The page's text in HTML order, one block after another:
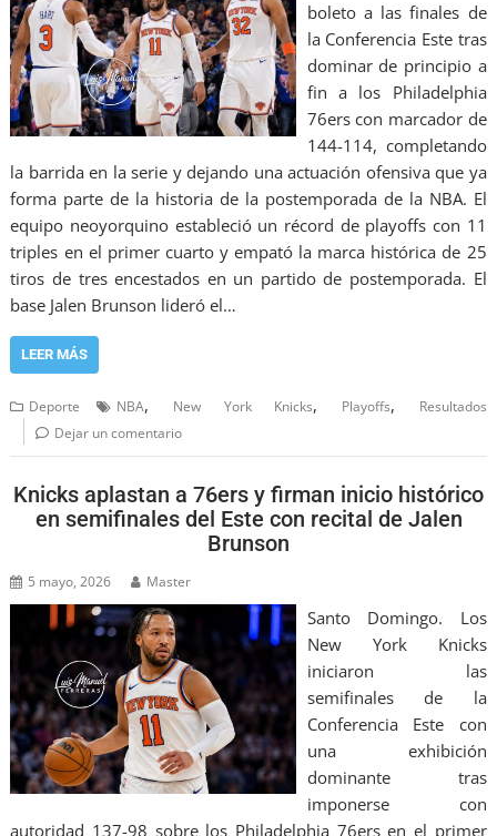
boleto a las finales de
la Conferencia Este tras
dominar de principio a
fin a los Philadelphia
76ers con marcador de
144-114, completando
la barrida en la serie y dejando una actuación ofensiva que ya
forma parte de la historia de la postemporada de la NBA. El
equipo neoyorquino estableció un récord de playoffs con 11
triples en el primer cuarto y empató la marca histórica de 25
tiros de tres encestados en un partido de postemporada. El
base Jalen Brunson lideró el…
LEER MÁS
Deporte NBA, New York Knicks, Playoffs,
Resultados
Dejar un comentario
Knicks aplastan a 76ers y firman inicio histórico
en semifinales del Este con recital de Jalen
Brunson
5 mayo, 2026 Master
Santo Domingo. Los
New York Knicks
iniciaron las
semifinales de la
Conferencia Este con
una exhibición
dominante tras
imponerse con
autoridad 137-98 sobre los Philadelphia 76ers en el primer